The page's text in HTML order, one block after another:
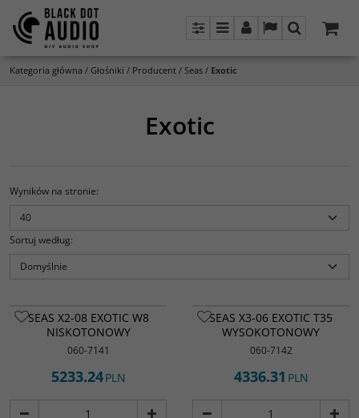
PanelMenuPanel LangSzukaj
Kategoria główna / Głośniki / Producent / Seas / Exotic
Exotic
Wyników na stronie:
Sortuj według:
SEAS X2-08 EXOTIC W8
NISKOTONOWY
060-7141
5233.24PLN
SEAS X3-06 EXOTIC T35
WYSOKOTONOWY
060-7142
4336.31 PLN